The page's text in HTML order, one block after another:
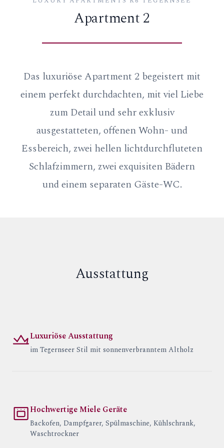
Apartment 2
Das luxuriöse Apartment 2 begeistert mit
einem perfekt durchdachten, mit viel Liebe
zum Detail und sehr exklusiv
ausgestatteten, offenen Wohn- und
Essbereich, zwei hellen lichtdurchfluteten
Schlafzimmern, zwei exquisiten Bädern
und einem separaten Gäste-WC.
Ausstattung
Luxuriöse Ausstattung
im Tegernseer Stil mit sonnenverbranntem Altholz
Hochwertige Miele Geräte
Backofen, Dampfgarer, Spülmaschine, Kühlschrank,
Waschtrockner